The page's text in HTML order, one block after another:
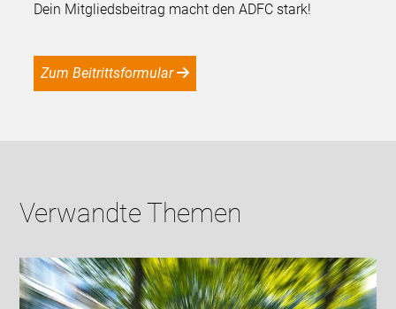
Dein Mitgliedsbeitrag macht den ADFC stark!
Zum Beitrittsformular
Verwandte Themen